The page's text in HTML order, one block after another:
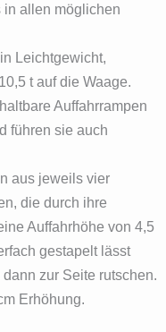
in allen möglichen
Leichtgewicht,
t auf die Waage.
Auffahrrampen
führen sie auch
aus jeweils vier
die durch ihre
Auffahrhöhe von 4,5
gestapelt lässt
zur Seite rutschen.
Erhöhung.